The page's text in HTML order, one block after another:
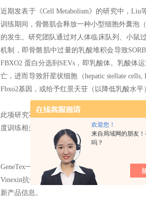
欢迎您！
来自局域网的朋友
吗？
近期发表于《Cell Metabolism》的研究中，
训练期间，骨骼肌会释放一种小型细胞外囊泡
的发生。研究团队通过对人体临床队列、小鼠
机制，即骨骼肌中过量的乳酸堆积会导致
FBXO2 蛋白分选到SEVs，即乳酸体。乳酸体
亡，进而导致肝星状细胞（hepatic stellate
Fbxo2基因，或给予红景天苷（以降低乳酸水
此项研究不仅揭示了骨骼肌代谢压力诱导肝
度训练相关肝损伤提供了新方向和临床转化契机
GeneTex一直致力于提供高品质的抗体产品，
Vinexin抗体[N3C2]（GTX115362）。欢-迎-访
新产品信息。